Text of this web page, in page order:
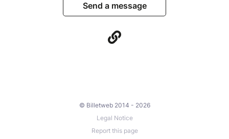
Send a message
© Billetweb 2014 - 2026
Legal Notice
Report this page